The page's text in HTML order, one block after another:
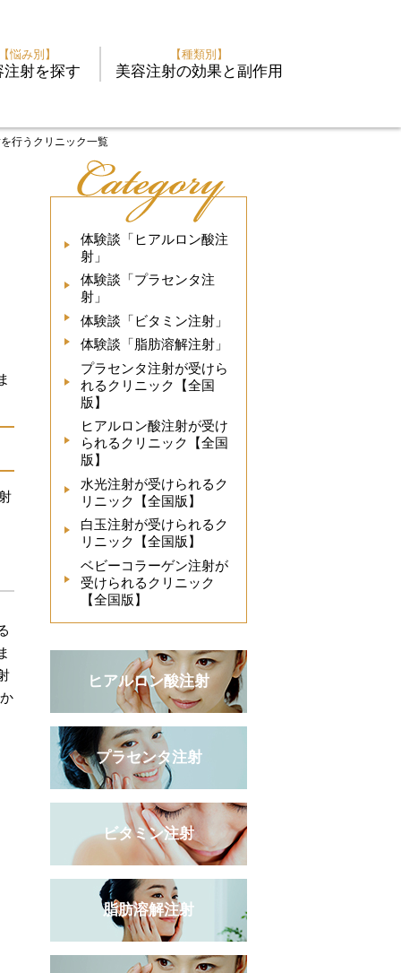
悩み別】
注射を探す
【種類別】
美容注射の効果と副作用
行うクリニック一覧
体験談「ヒアルロン酸注
射」
体験談「プラセンタ注
射」
体験談「ビタミン注射」
体験談「脂肪溶解注射」
プラセンタ注射が受けら
れるクリニック【全国
版】
ヒアルロン酸注射が受け
られるクリニック【全国
版】
水光注射が受けられるク
リニック【全国版】
白玉注射が受けられるク
リニック【全国版】
ベビーコラーゲン注射が
受けられるクリニック
【全国版】
ヒアルロン酸注射
プラセンタ注射
ビタミン注射
脂肪溶解注射